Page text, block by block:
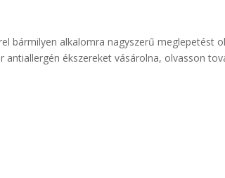
bármilyen alkalomra nagyszerű meglepetést
ékszereket vásárolna, olvasson